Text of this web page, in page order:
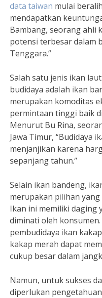
data taiwan mulai
mendapatkan
Bambang, seorang ahli
potensi terbesar dalam
Tenggara.”
Salah satu jenis ikan
budidaya adalah ikan
merupakan komoditas
permintaan tinggi baik
Menurut Bu Rina,
Jawa Timur, “Budidaya
menjanjikan karena
sepanjang tahun.”
Selain ikan bandeng,
merupakan pilihan
Ikan ini memiliki daging
diminati oleh
pembudidaya ikan
kakap merah dapat
cukup besar dalam
Namun, untuk sukses
diperlukan